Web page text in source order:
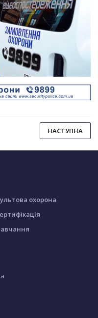
НАСТУПНА
охорона